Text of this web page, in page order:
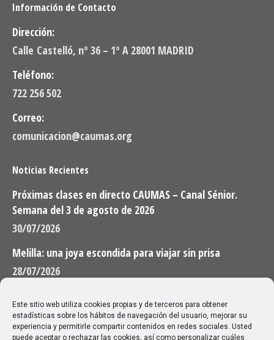
Este sitio web utiliza cookies propias y de terceros para obtener
estadísticas sobre los hábitos de navegación del usuario, mejorar su
experiencia y permitirle compartir contenidos en redes sociales. Usted
puede aceptar o rechazar las cookies, así como personalizar cuáles
Información de Contacto
Dirección:
Calle Castelló, nº 36 – 1º A 28001 MADRID
Teléfono:
722 256 502
Correo:
comunicacion@caumas.org
Noticias Recientes
Próximas clases en directo CAUMAS – Canal Sénior.
Semana del 3 de agosto de 2026
30/07/2026
Melilla: una joya escondida para viajar sin prisa
28/07/2026
Buscar
Buscar: